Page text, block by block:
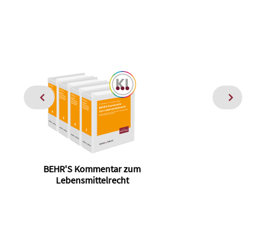
BEHR'S Kommentar zum
Lebensmittelrecht